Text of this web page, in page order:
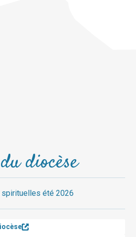
diocèse
spirituelles été 2026